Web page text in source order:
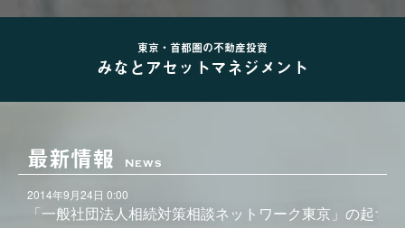
東京・首都圏の不動産投資
みなとアセットマネジメント
最新情報 News
2014年9月24日 0:00
「一般社団法人相続対策相談ネットワーク東京」の起ち